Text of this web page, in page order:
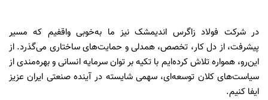
در شرکت فولاد زاگرس اندیمشک نیز ما به‌خوبی واقفیم که مسیر
پیشرفت، از دل کار، تخصص، همدلی و حمایت‌های ساختاری می‌گذرد. از
این‌رو، همواره تلاش کرده‌ایم با تکیه بر توان سرمایه انسانی و بهره‌مندی از
سیاست‌های کلان توسعه‌ای، سهمی شایسته در آینده صنعتی ایران عزیز
ایفا کنیم.